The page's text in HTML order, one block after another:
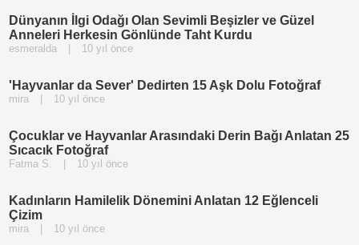
Dünyanın İlgi Odağı Olan Sevimli Beşizler ve Güzel
Anneleri Herkesin Gönlünde Taht Kurdu
esmeralda 10 yıl önce
'Hayvanlar da Sever' Dedirten 15 Aşk Dolu Fotoğraf
mira 10 yıl önce
Çocuklar ve Hayvanlar Arasındaki Derin Bağı Anlatan 25
Sıcacık Fotoğraf
Fatma S. 10 yıl önce
Kadınların Hamilelik Dönemini Anlatan 12 Eğlenceli
Çizim
mira 10 yıl önce